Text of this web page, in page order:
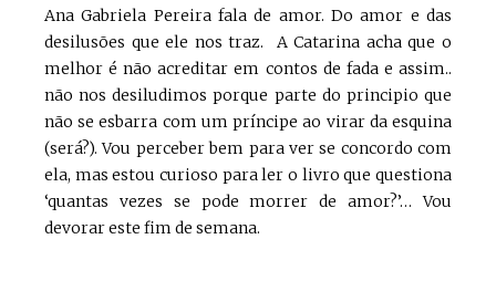
Ana Gabriela Pereira fala de amor. Do amor e das
desilusões que ele nos traz. A Catarina acha que o
melhor é não acreditar em contos de fada e assim..
não nos desiludimos porque parte do principio que
não se esbarra com um príncipe ao virar da esquina
(será?). Vou perceber bem para ver se concordo com
ela, mas estou curioso para ler o livro que questiona
‘quantas vezes se pode morrer de amor?’… Vou
devorar este fim de semana.